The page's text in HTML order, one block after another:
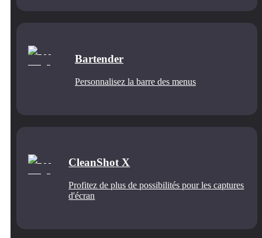
Bartender
Personnalisez la barre des menus
CleanShot X
Profitez de plus de possibilités pour les captures
d'écran